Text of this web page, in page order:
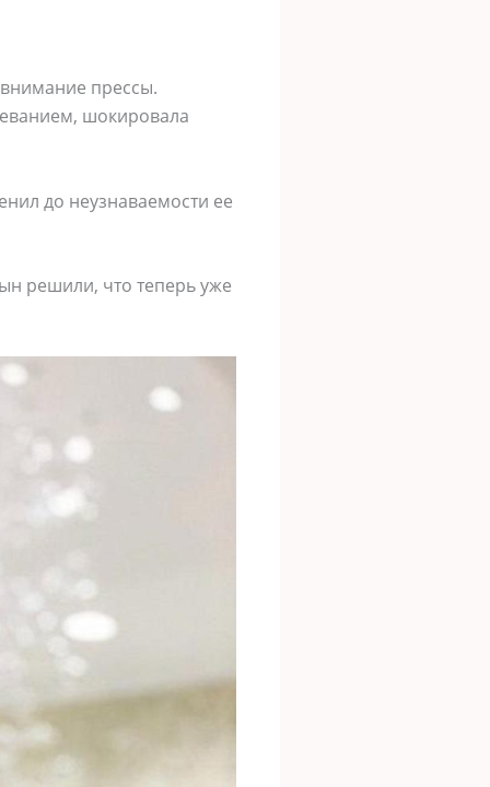
прессы.
шокировала
до неузнаваемости ее
решили, что теперь уже